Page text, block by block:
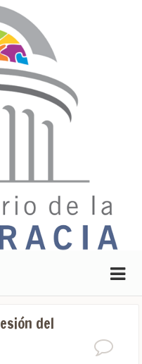
del